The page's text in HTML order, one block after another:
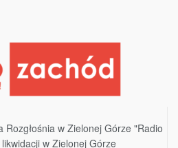
Rozgłośnia w Zielonej Górze "Radio
w Zielonej Górze